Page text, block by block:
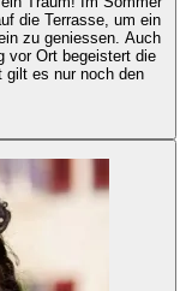
die Terrasse, um ein
zu geniessen. Auch
vor Ort begeistert die
gilt es nur noch den